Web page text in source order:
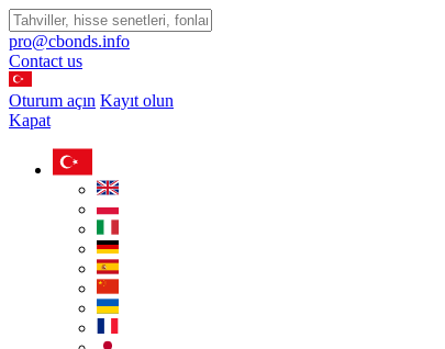
pro@cbonds.info
Contact us
Oturum açın Kayıt olun
Kapat